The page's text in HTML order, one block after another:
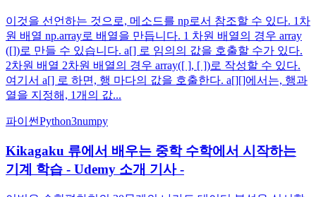
이것을 선언하는 것으로, 메소드를 np로서 참조할 수 있다. 1차
원 배열 np.array로 배열을 만듭니다. 1 차원 배열의 경우 array
([])로 만들 수 있습니다. a[] 로 임의의 값을 호출할 수가 있다.
2차원 배열 2차원 배열의 경우 array([ ], [ ])로 작성할 수 있다.
여기서 a[] 로 하면, 행 마다의 값을 호출한다. a[][]에서는, 행과
열을 지정해, 1개의 값...
파이썬Python3numpy
Kikagaku 류에서 배우는 중학 수학에서 시작하는
기계 학습 - Udemy 소개 기사 -